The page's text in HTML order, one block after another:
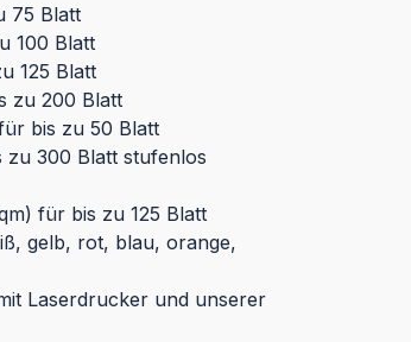
75 Blatt
100 Blatt
125 Blatt
zu 200 Blatt
bis zu 50 Blatt
zu 300 Blatt stufenlos
für bis zu 125 Blatt
gelb, rot, blau, orange,
Laserdrucker und unserer